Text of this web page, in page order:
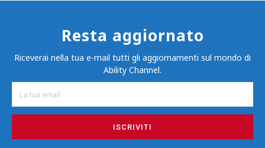
Resta aggiornato
Riceverai nella tua e-mail tutti gli aggiornamenti sul mondo di
Ability Channel.
ISCRIVITI